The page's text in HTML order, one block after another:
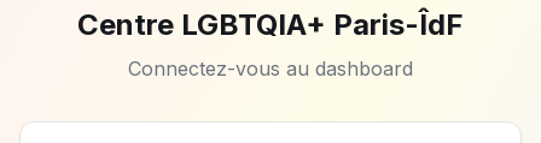
Centre LGBTQIA+ Paris-ÎdF
Connectez-vous au dashboard